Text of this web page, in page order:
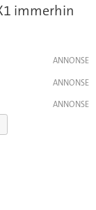
immerhin